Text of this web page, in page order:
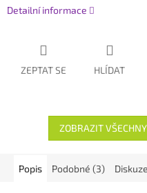
Detailní informace
ZEPTAT SE HLÍDAT
ZOBRAZIT
Popis Podobné (3) Diskuze